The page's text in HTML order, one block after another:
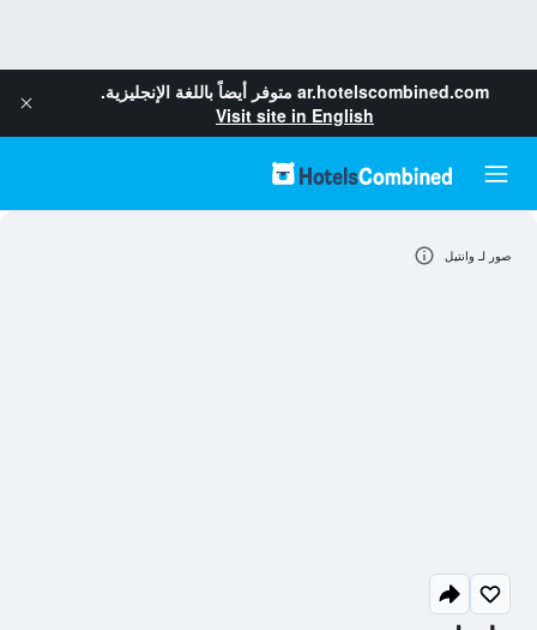
ar.hotelscombined.com متوفر أيضاً باللغة الإنجليزية.
Visit site in English
صور لـ وانتيل